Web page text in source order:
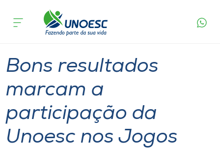
Cursos
Atendimento ao Estudante
Portal de Ensino
acontece
Bons resultados
marcam a
participação da
Unoesc nos Jogos